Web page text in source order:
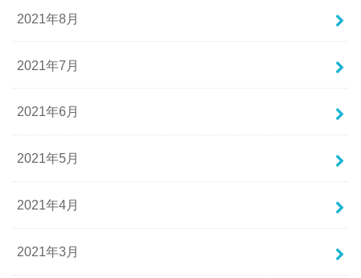
2021年8月
2021年7月
2021年6月
2021年5月
2021年4月
2021年3月